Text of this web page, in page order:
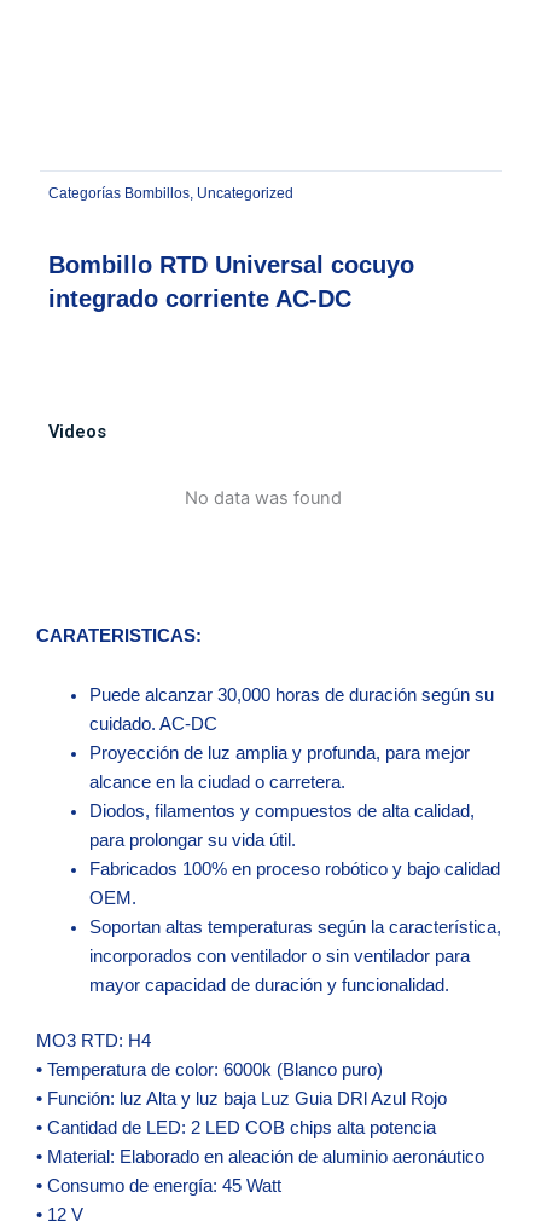
Categorías Bombillos Uncategorized
Bombillo RTD Universal cocuyo
integrado corriente AC-DC
Videos
No data was found
CARATERISTICAS:
Puede alcanzar 30,000 horas de duración según su
cuidado. AC-DC
Proyección de luz amplia y profunda, para mejor
alcance en la ciudad o carretera.
Diodos, filamentos y compuestos de alta calidad,
para prolongar su vida útil.
Fabricados 100% en proceso robótico y bajo calidad
OEM.
Soportan altas temperaturas según la característica,
incorporados con ventilador o sin ventilador para
mayor capacidad de duración y funcionalidad.
MO3 RTD: H4
• Temperatura de color: 6000k (Blanco puro)
• Función: luz Alta y luz baja Luz Guia DRl Azul Rojo
• Cantidad de LED: 2 LED COB chips alta potencia
• Material: Elaborado en aleación de aluminio aeronáutico
• Consumo de energía: 45 Watt
• 12 V